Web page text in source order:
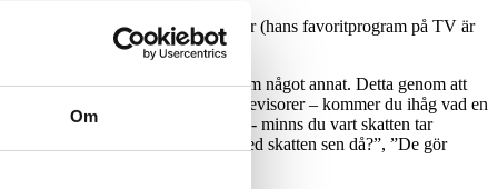
Om
av att diskutera samhällsfrågor (hans favoritprogram på TV är
ovid-19. Jag är så TRÖTT på det”.
att hitta inspiration att skriva om något annat. Detta genom att
”Jag ska skriva om något om revisorer – kommer du ihåg vad en
med skatt och sånt”, ”Precis- minns du vart skatten tar
ihåg! Vad gör Skatteverket med skatten sen då?”, ”De gör